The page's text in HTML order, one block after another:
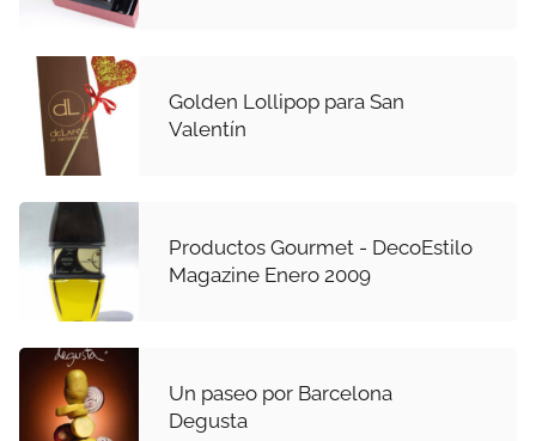
Golden Lollipop para San
Valentín
Productos Gourmet - DecoEstilo
Magazine Enero 2009
Un paseo por Barcelona
Degusta